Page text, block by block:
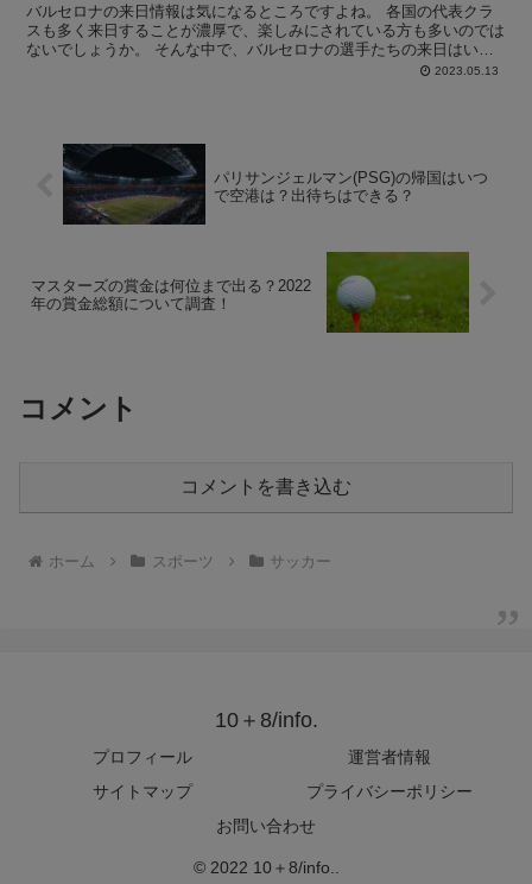
バルセロナの来日情報は気になるところですよね。 各国の代表クラ
スも多く来日することが濃厚で、楽しみにされている方も多いのでは
ないでしょうか。 そんな中で、バルセロナの選手たちの来日はいつ
になるのか？ 空港はどこなのか？等気になる方は多いので...2023.05.13
パリサンジェルマン(PSG)の帰国はいつ
で空港は？出待ちはできる？
マスターズの賞金は何位まで出る？2022
年の賞金総額について調査！
コメント
コメントを書き込む
ホーム スポーツ サッカー
10＋8/info.
プロフィール
運営者情報
サイトマップ
プライバシーポリシー
お問い合わせ
© 2022 10＋8/info..